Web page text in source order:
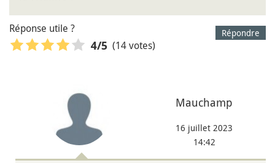
Répondre
Réponse utile ?
4/5 (14 votes)
Mauchamp
16 juillet 2023
14:42